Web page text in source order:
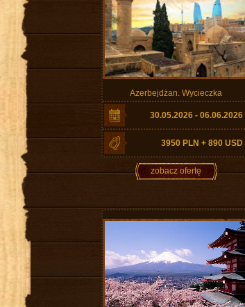
Azerbejdżan. Wycieczka
30.05.2026 - 06.06.2026
3950 PLN + 890 USD
zobacz ofertę